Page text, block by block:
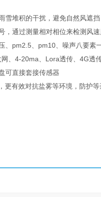
堆积的干扰，避免自然风遮挡
通过测量相对相位来检测风速
pm2.5、pm10、噪声八要素
4-20ma、Lora透传、4G透
直接套接传感器
有效对抗盐雾等环境，防护等